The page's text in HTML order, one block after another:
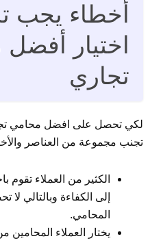
أخطاء يجب
اختيار
تجاري
لكي تحصل على افضل محامي
تجنب مجموعة من العناصر
الكثير من العملاء تقوم
إلى الكفاءة وبالتالي
المحامي.
يختار العملاء المحامين